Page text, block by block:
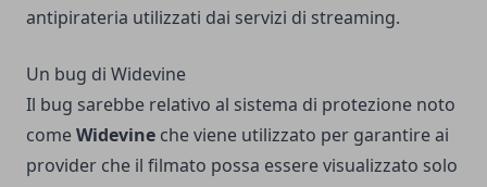
antipirateria utilizzati dai servizi di streaming.
Un bug di Widevine
Il bug sarebbe relativo al sistema di protezione noto
comeWidevine che viene utilizzato per garantire ai
provider che il filmato possa essere visualizzato solo